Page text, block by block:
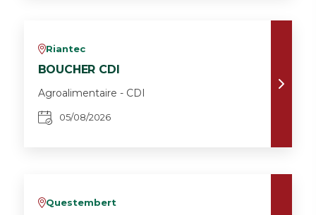
vRiantec
BOUCHER CDI
Agroalimentaire - CDI
05/08/2026
vQuestembert